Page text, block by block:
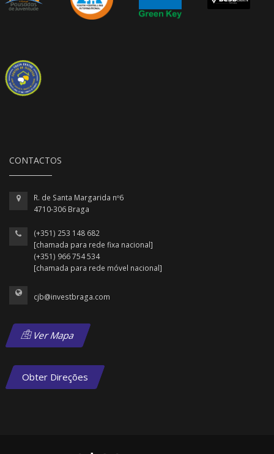
CONTACTOS
R. de Santa Margarida nº6
4710-306 Braga
(+351) 253 148 682
[chamada para rede fixa nacional]
(+351) 966 754 534
[chamada para rede móvel nacional]
cjb@investbraga.com
Ver Mapa
Obter Direções